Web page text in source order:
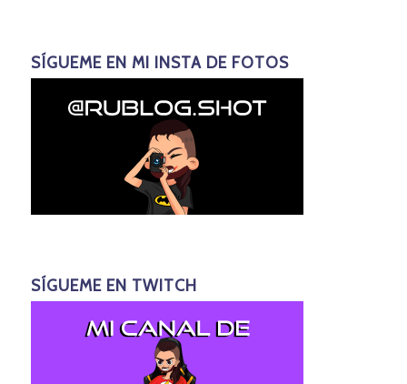
SÍGUEME EN MI INSTA DE FOTOS
SÍGUEME EN TWITCH